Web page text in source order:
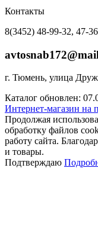
Контакты
8(3452) 48-99-32, 47-
г. Тюмень, улица
Каталог обновлен:
Интернет-магазин на
Продолжая
обработку файлов
работу сайта.
и товары.
Подтверждаю